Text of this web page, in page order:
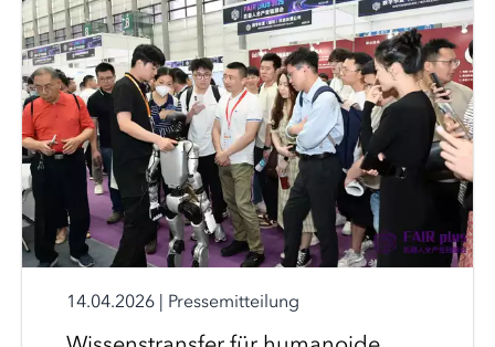
14.04.2026 | Pressemitteilung